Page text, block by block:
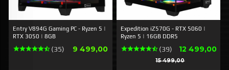
Entry V894G Gaming PC - Ryzen 5 |
RTX 3050 | 8GB
(35) Pris
9 499,00
Expedition iZ570G - RTX 5060 |
Ryzen 5 | 16GB DDR5
(39) Tilbud
12 499,00
15 499,00Rabatt